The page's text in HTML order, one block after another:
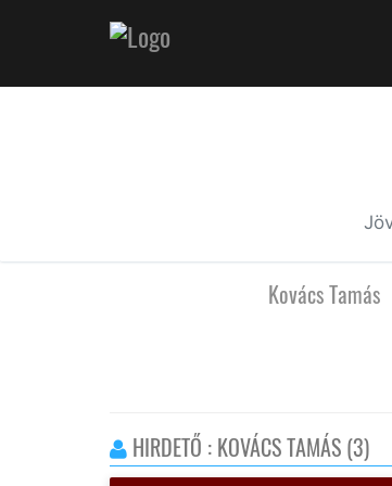
Kovács Tamás
HIRDETŐ : KOVÁCS TAMÁS (3)